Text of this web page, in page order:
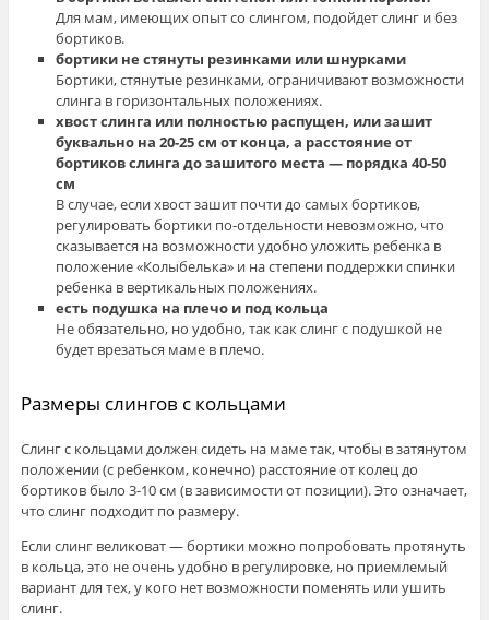
Для мам, имеющих опыт со слингом, подойдет слинг и без
бортиков.
бортики не стянуты резинками или шнурками
Бортики, стянутые резинками, ограничивают возможности
слинга в горизонтальных положениях.
хвост слинга или полностью распущен, или зашит
буквально на 20-25 см от конца, а расстояние от
бортиков слинга до зашитого места — порядка 40-50
см
В случае, если хвост зашит почти до самых бортиков,
регулировать бортики по-отдельности невозможно, что
сказывается на возможности удобно уложить ребенка в
положение «Колыбелька» и на степени поддержки спинки
ребенка в вертикальных положениях.
есть подушка на плечо и под кольца
Не обязательно, но удобно, так как слинг с подушкой не
будет врезаться маме в плечо.
Размеры слингов с кольцами
Слинг с кольцами должен сидеть на маме так, чтобы в затянутом
положении (с ребенком, конечно) расстояние от колец до
бортиков было 3-10 см (в зависимости от позиции). Это означает,
что слинг подходит по размеру.
Если слинг великоват — бортики можно попробовать протянуть
в кольца, это не очень удобно в регулировке, но приемлемый
вариант для тех, у кого нет возможности поменять или ушить
слинг.